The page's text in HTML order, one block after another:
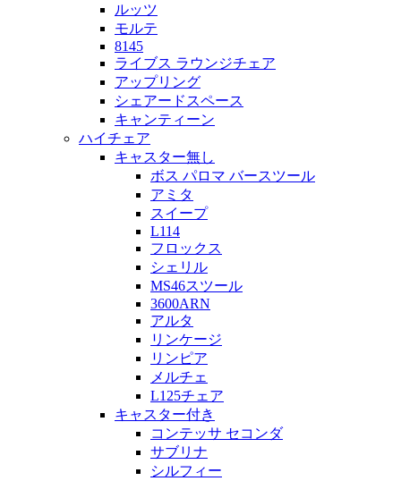
ルッツ
モルテ
8145
ライブス ラウンジチェア
アップリング
シェアードスペース
キャンティーン
ハイチェア
キャスター無し
ボス パロマ バースツール
アミタ
スイープ
L114
フロックス
シェリル
MS46スツール
3600ARN
アルタ
リンケージ
リンピア
メルチェ
L125チェア
キャスター付き
コンテッサ セコンダ
サブリナ
シルフィー